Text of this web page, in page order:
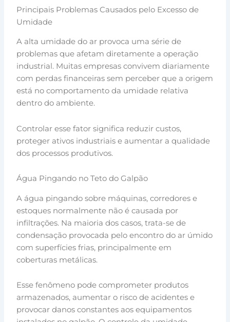
Principais Problemas Causados pelo Excesso de
Umidade
A alta umidade do ar provoca uma série de
problemas que afetam diretamente a operação
industrial. Muitas empresas convivem diariamente
com perdas financeiras sem perceber que a origem
está no comportamento da umidade relativa
dentro do ambiente.
Controlar esse fator significa reduzir custos,
proteger ativos industriais e aumentar a qualidade
dos processos produtivos.
Água Pingando no Teto do Galpão
A água pingando sobre máquinas, corredores e
estoques normalmente não é causada por
infiltrações. Na maioria dos casos, trata-se de
condensação provocada pelo encontro do ar úmido
com superfícies frias, principalmente em
coberturas metálicas.
Esse fenômeno pode comprometer produtos
armazenados, aumentar o risco de acidentes e
provocar danos constantes aos equipamentos